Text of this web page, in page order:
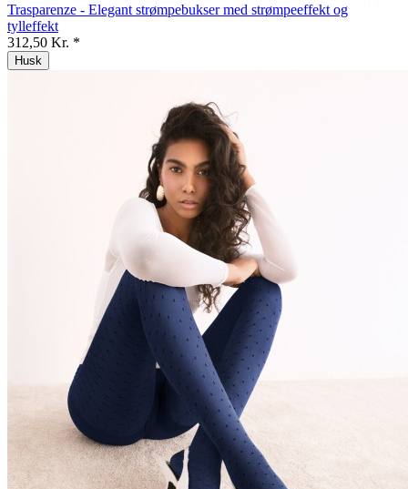
Trasparenze - Elegant strømpebukser med strømpeeffekt og
tylleffekt
312,50 Kr. *
Husk